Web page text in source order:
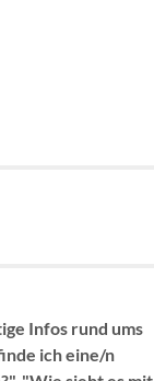
Infos rund ums
ich eine/n